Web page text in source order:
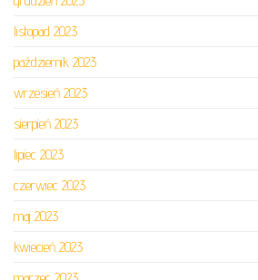
listopad 2023
październik 2023
wrzesień 2023
sierpień 2023
lipiec 2023
czerwiec 2023
maj 2023
kwiecień 2023